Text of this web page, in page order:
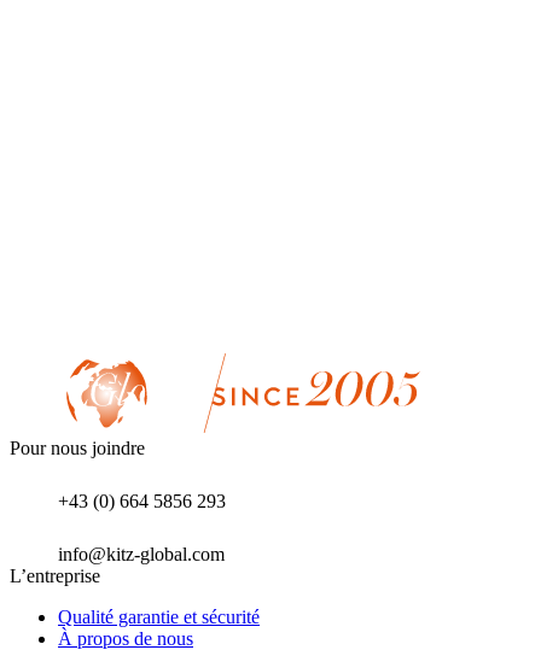
Pour nous joindre
+43 (0) 664 5856 293
info@kitz-global.com
L’entreprise
Qualité garantie et sécurité
À propos de nous